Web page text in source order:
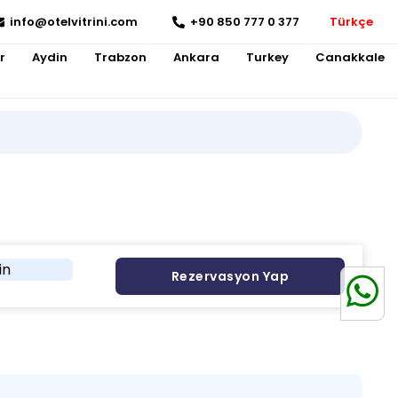
info@otelvitrini.com +90 850 777 0 377 Türkçe
Aydin Trabzon Ankara Turkey Canakkale
Rezervasyon Yap